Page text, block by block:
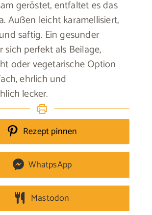
geröstet, entfaltet es das
Außen leicht karamellisiert,
saftig. Ein gesunder
sich perfekt als Beilage,
oder vegetarische Option
ehrlich und
lecker.
Rezept pinnen
WhatpsApp
Mastodon